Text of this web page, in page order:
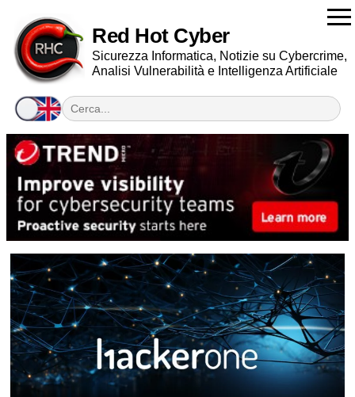
Red Hot Cyber
Sicurezza Informatica, Notizie su Cybercrime,
Analisi Vulnerabilità e Intelligenza Artificiale